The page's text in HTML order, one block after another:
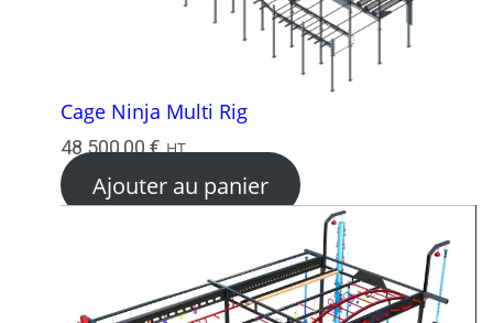
Cage Ninja Multi Rig
48 500,00€ HT
Ajouter au panier